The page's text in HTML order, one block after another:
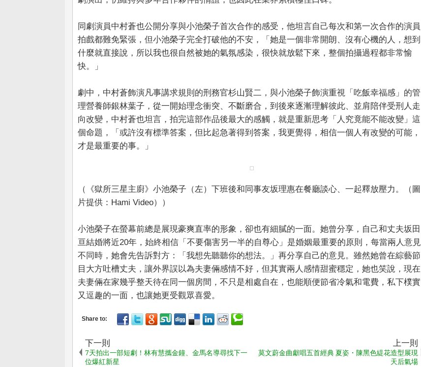
同劇演員中村蒼也公開分享與小池榮子首次合作的感受，他坦言自己每次和第一次合作的演員
拍戲都難免緊張，但小池榮子完全打破他的不安，「她是一個非常開朗、沒有心機的人，想到
什麼就直接說，所以我也很自然被她的氣氛感染，很快就放鬆下來，整個拍攝過程都非常愉
快。」
劇中，中村蒼飾演凡事講求規則的刑務官杉山賢二，與小池榮子飾演重視「吃飯幸福感」的管
理營養師銀林葉子，從一開始理念衝突、不斷磨合，到後來逐漸理解彼此、並肩陪伴受刑人走
向改變，中村蒼也坦言，拍完這部作品後最大的感觸，就是重新思考「人究竟能不能改變」這
個命題，「或許沒有標準答案，但比起急著得到答案，我更覺得，相信一個人有改變的可能，
才是最重要的事。」
（《獄所三星主廚》小池榮子（左）下班後和同事友坂理惠在餐廳談心、一起釋放壓力。（圖
片提供：Hami Video））
小池榮子在螢幕前總是展現豪爽直率的形象，卻也有細膩的一面。她曾分享，自己和丈夫坂田
亘結婚將近20年，始終相信「不要傷害另一半的自尊心」是婚姻最重要的原則，每當兩人意見
不同時，她會先告訴對方：「我想先聽聽你的想法。」再分享自己的意見。雖然她曾在綜藝節
目大方吐槽丈夫，讓外界誤以為夫妻倆感情不好，但其實兩人感情甜蜜穩定，她也笑說，現在
夫妻倆在家幾乎整天待在同一個房間，不只是相處自在，也能順便節省冷氣和電費，私下樸實
又逗趣的一面，也讓她更受觀眾喜愛。
下一則
7天拍出一部短劇！林有慧攜金鐘、金馬名導尋找下一
位爆紅新星
上一則
莫文蔚金曲獻唱五首經典 夏姿・陳黑色緹花造型展現
天后氣場